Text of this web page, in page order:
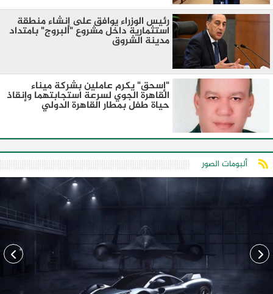
رئيس الوزراء يوافق على إنشاء منطقة
استثمارية داخل مشروع "البروج" بامتداد
مدينة الشروق
"إسحق" يكرم عاملين بشركة ميناء
القاهرة الجوي لسرعة استجابتهما وإنقاذ
حياة طفل بمطار القاهرة الدولي
ألبومات الصور